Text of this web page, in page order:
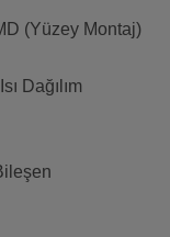
(Yüzey Montaj)
Dağılım